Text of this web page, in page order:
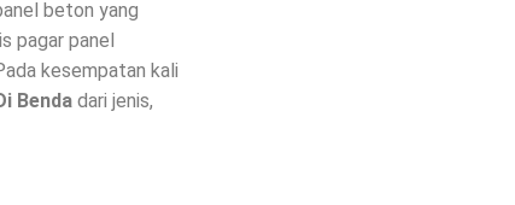
beton yang
pagar panel
kesempatan kali
Benda dari jenis,